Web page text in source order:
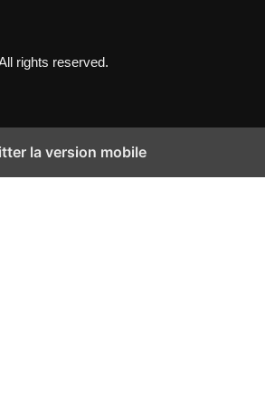
rights reserved.
la version mobile